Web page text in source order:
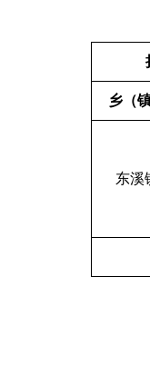
乡（镇
东溪